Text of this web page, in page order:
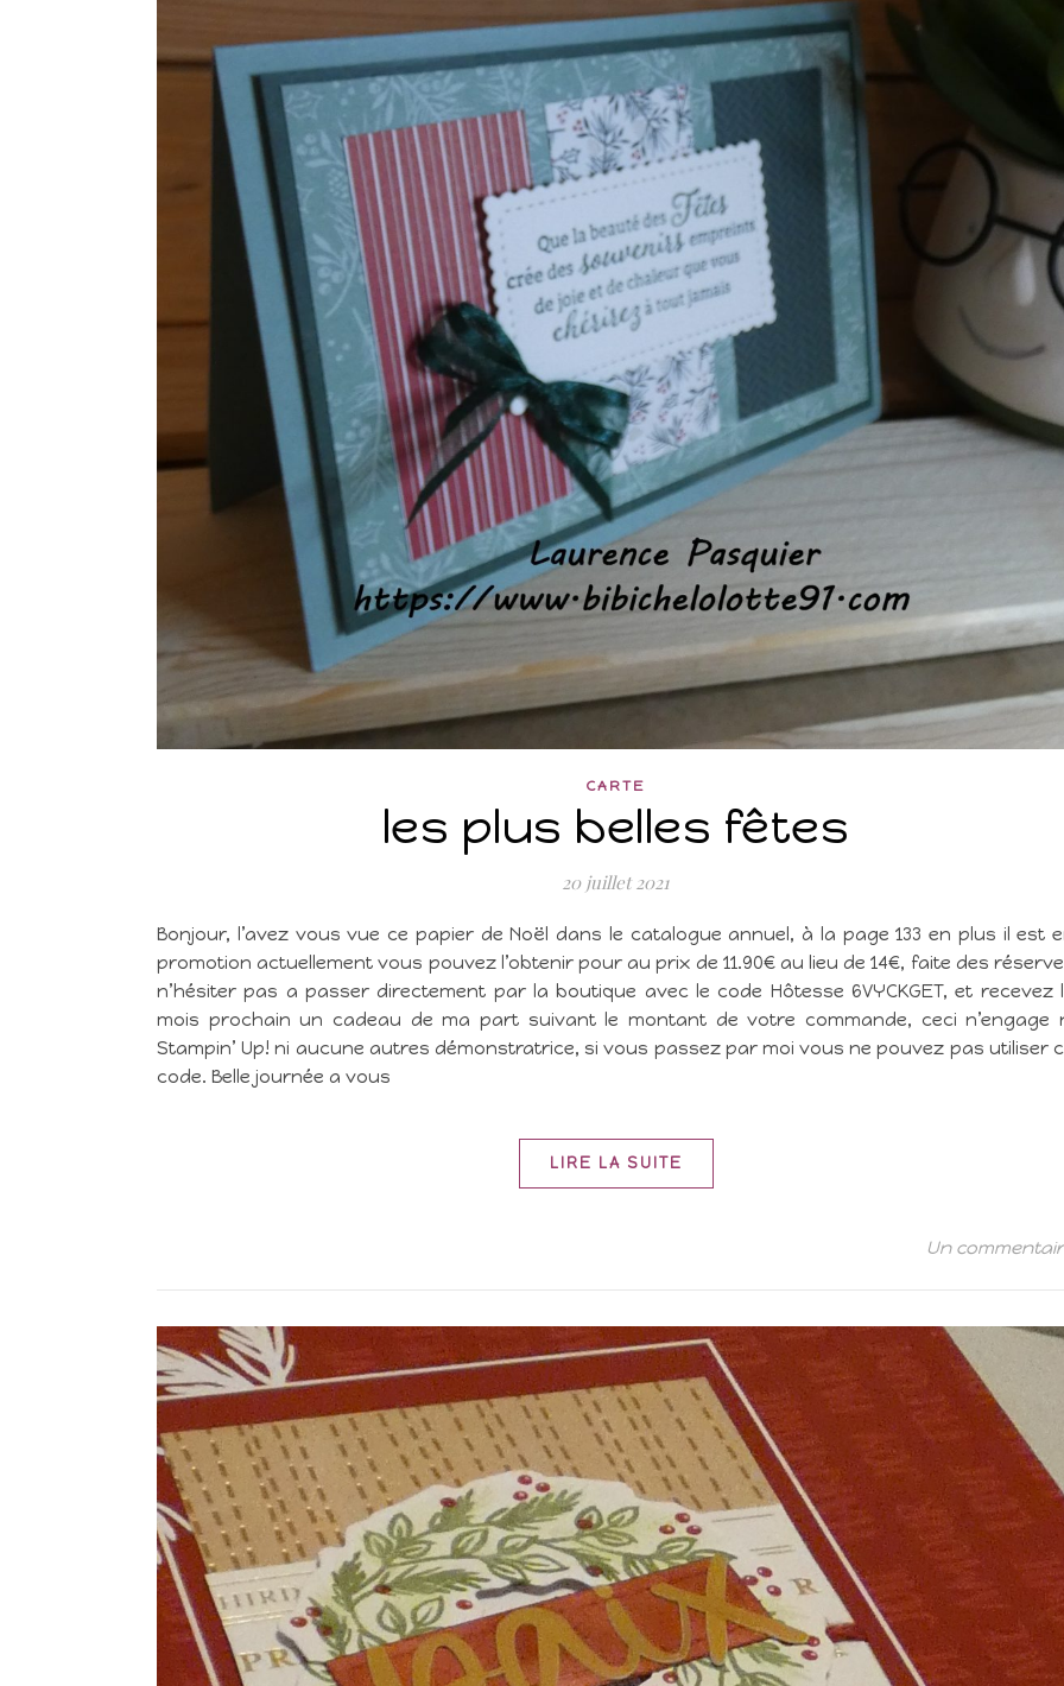
CARTE
les plus belles fêtes
20 juillet 2021
Bonjour, l’avez vous vue ce papier de Noël dans le catalogue annuel, à la page 133 en plus il est
promotion actuellement vous pouvez l’obtenir pour au prix de 11.90€ au lieu de 14€, faite des
n’hésiter pas a passer directement par la boutique avec le code Hôtesse 6VYCKGET, et recevez
mois prochain un cadeau de ma part suivant le montant de votre commande, ceci n’engage
Stampin’ Up! ni aucune autres démonstratrice, si vous passez par moi vous ne pouvez pas utiliser
code. Belle journée a vous
LIRE LA SUITE
Un